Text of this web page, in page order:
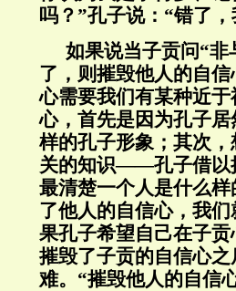
吗？”孔子说：“错了
如果说当子贡问“
了，则摧毁他人的自
心需要我们有某种近
心，首先是因为孔子
样的孔子形象；其次
关的知识——孔子借以
最清楚一个人是什么
了他人的自信心，我
果孔子希望自己在子
摧毁了子贡的自信心
难。“摧毁他人的自信